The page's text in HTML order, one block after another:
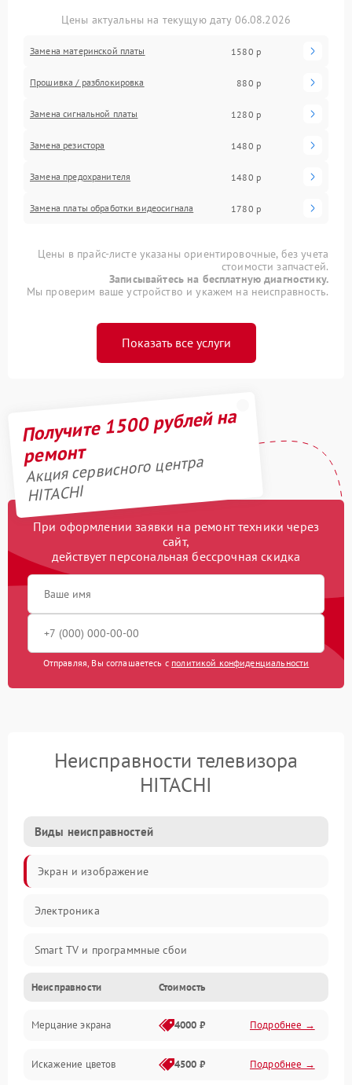
Цены актуальны на текущую дату 06.08.2026
Замена материнской платы 1580 р
Прошивка / разблокировка 880 р
Замена сигнальной платы 1280 р
Замена резистора 1480 р
Замена предохранителя 1480 р
Замена платы обработки видеосигнала 1780 р
Цены в прайс-листе указаны ориентировочные, без учета
стоимости запчастей.
Записывайтесь на бесплатную диагностику.
Мы проверим ваше устройство и укажем на неисправность.
Показать все услуги
Получите 1500 рублей на
ремонт
Акция сервисного центра
HITACHI
При оформлении заявки на ремонт техники через
сайт,
действует персональная бессрочная скидка
Отправляя, Вы соглашаетесь с политикой конфиденциальности
Неисправности телевизора
HITACHI
Виды неисправностей
Экран и изображение
Электроника
Smart TV и программные сбои
Питание и запуск
Подсветка и LED-модули
Звук и аудиосистема
Неисправности Стоимость
Мерцание экрана 4000 ₽ Подробнее →
Искажение цветов 4500 ₽ Подробнее →